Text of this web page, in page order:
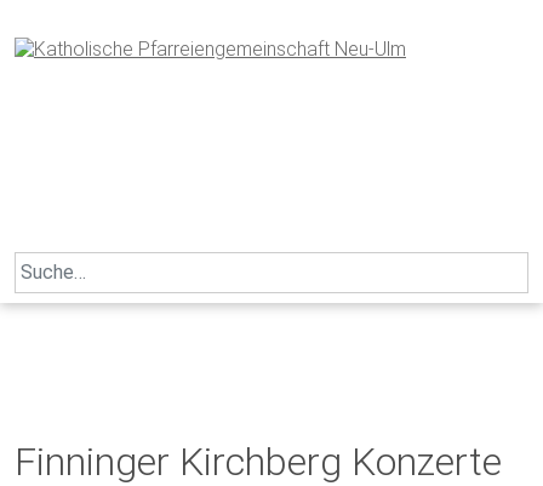
to
content
Search
for:
Finninger Kirchberg Konzerte